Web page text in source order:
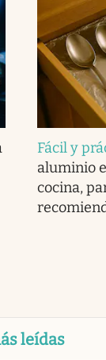
Fácil y
aluminio
cocina,
leídas